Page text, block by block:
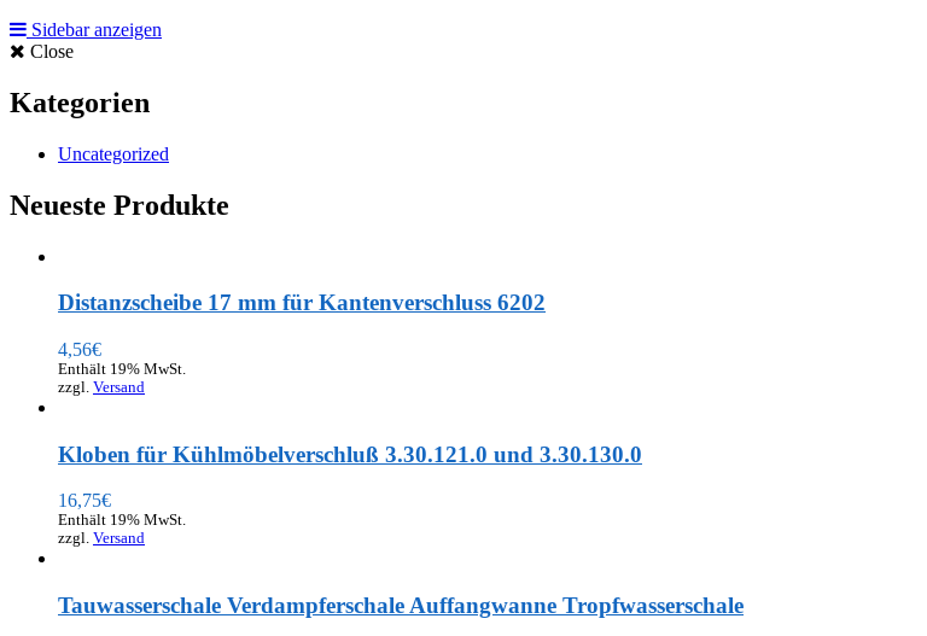
Sidebar anzeigen
Close
Kategorien
Uncategorized
Neueste Produkte
Distanzscheibe 17 mm für Kantenverschluss 6202
4,56€
Enthält 19% MwSt.
zzgl. Versand
Kloben für Kühlmöbelverschluß 3.30.121.0 und 3.30.130.0
16,75€
Enthält 19% MwSt.
zzgl. Versand
Tauwasserschale Verdampferschale Auffangwanne Tropfwasserschale